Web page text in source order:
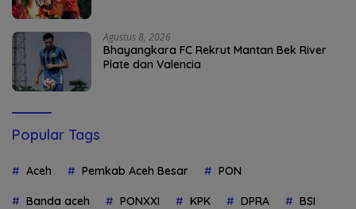
Agustus 8, 2026
Bhayangkara FC Rekrut Mantan Bek River
Plate dan Valencia
Popular Tags
Aceh Pemkab Aceh Besar PON
Banda aceh PONXXI KPK DPRA BSI